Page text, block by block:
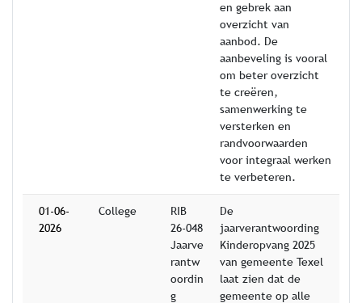
en gebrek aan
overzicht van
aanbod. De
aanbeveling is vooral
om beter overzicht
te creëren,
samenwerking te
versterken en
randvoorwaarden
voor integraal werken
te verbeteren.
01-06-
2026
College
RIB
26-048
Jaarve
rantw
oordin
g
De
jaarverantwoording
Kinderopvang 2025
van gemeente Texel
laat zien dat de
gemeente op alle